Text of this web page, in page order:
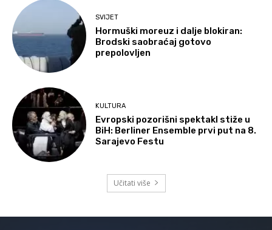
SVIJET
Hormuški moreuz i dalje blokiran:
Brodski saobraćaj gotovo
prepolovljen
KULTURA
Evropski pozorišni spektakl stiže u
BiH: Berliner Ensemble prvi put na 8.
Sarajevo Festu
Učitati više